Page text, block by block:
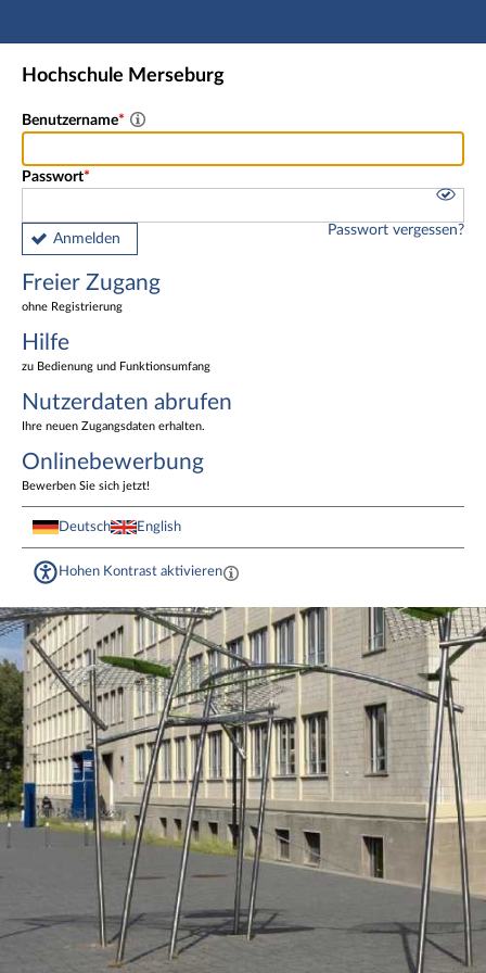
Hauptnavigation
Freier Zugang
Nutzerdaten abrufen
Fußzeile
Hochschule Merseburg
Benutzername
Passwort
Anmelden
Passwort vergessen?
Freier Zugang
ohne Registrierung
Hilfe
zu Bedienung und Funktionsumfang
Nutzerdaten abrufen
Ihre neuen Zugangsdaten erhalten.
Onlinebewerbung
Bewerben Sie sich jetzt!
Deutsch English
Hohen Kontrast aktivieren